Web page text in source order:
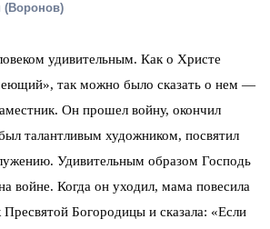
(Воронов)
удивительным. Как о Христе
так можно было сказать о нем —
Он прошел войну, окончил
талантливым художником, посвятил
Удивительным образом Господь
войне. Когда он уходил, мама повесила
Пресвятой Богородицы и сказала: «Если